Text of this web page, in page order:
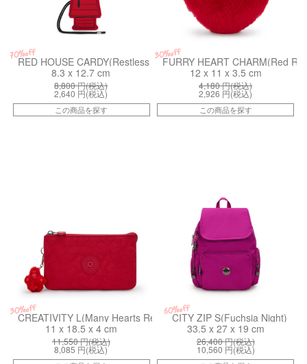
70%off
RED HOUSE CARDY(Restless Red)
8.3 x 12.7 cm
8,800円(税込)
2,640 円(税込)
この商品を探す
30%off
FURRY HEART CHARM(Red
12 x 11 x 3.5 cm
4,180円(税込)
2,926 円(税込)
この商品を探す
30%off
CREATIVITY L(Many Hearts Red)
11 x 18.5 x 4 cm
11,550円(税込)
8,085 円(税込)
60%off
CITY ZIP S(Fuchsia Night)
33.5 x 27 x 19 cm
26,400円(税込)
10,560 円(税込)